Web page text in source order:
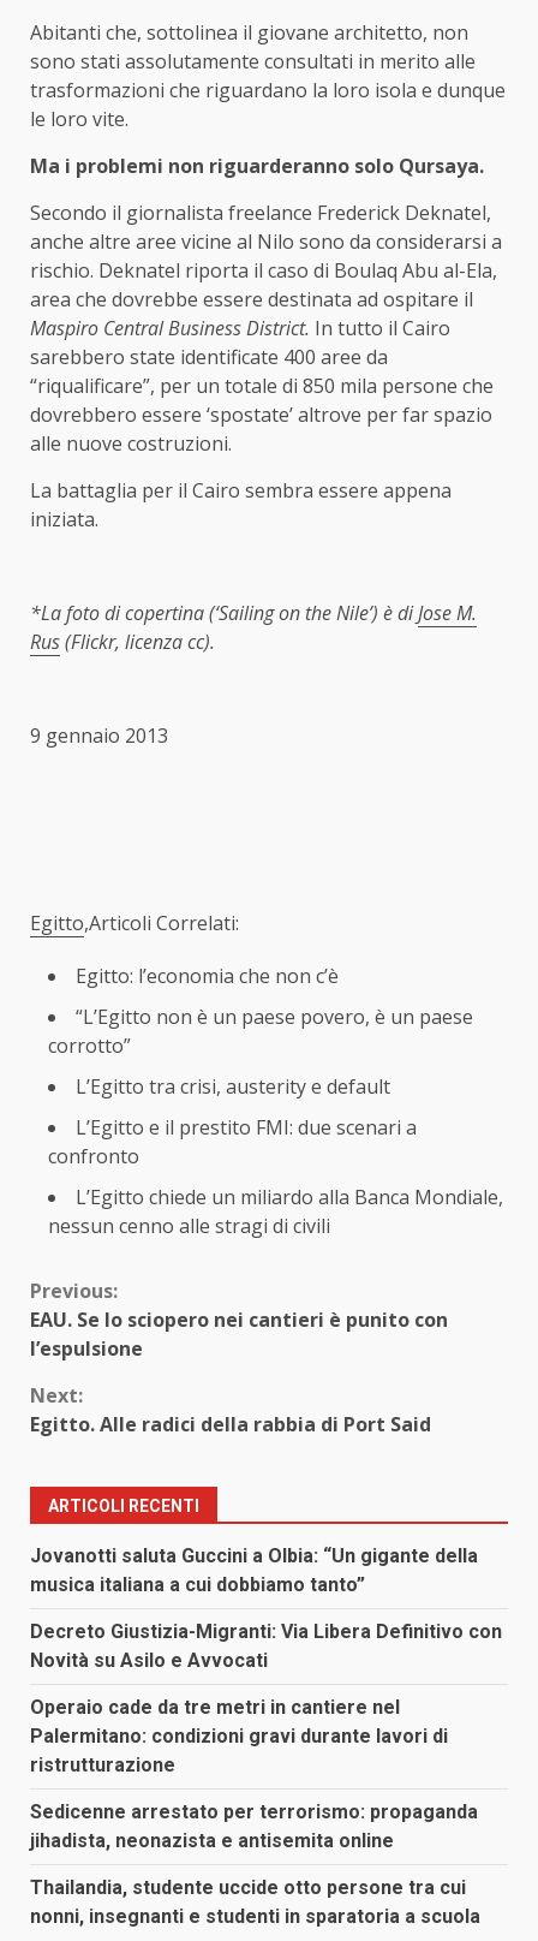
Abitanti che, sottolinea il giovane architetto, non
sono stati assolutamente consultati in merito alle
trasformazioni che riguardano la loro isola e dunque
le loro vite.
Ma i problemi non riguarderanno solo Qursaya.
Secondo il giornalista freelance Frederick Deknatel,
anche altre aree vicine al Nilo sono da considerarsi a
rischio. Deknatel riporta il caso di Boulaq Abu al-Ela,
area che dovrebbe essere destinata ad ospitare il
Maspiro Central Business District. In tutto il Cairo
sarebbero state identificate 400 aree da
“riqualificare”, per un totale di 850 mila persone che
dovrebbero essere ‘spostate’ altrove per far spazio
alle nuove costruzioni.
La battaglia per il Cairo sembra essere appena
iniziata.
*La foto di copertina (‘Sailing on the Nile’) è diJose M.
Rus(Flickr, licenza cc).
9 gennaio 2013
Egitto,Articoli Correlati:
Egitto: l’economia che non c’è
“L’Egitto non è un paese povero, è un paese
corrotto”
L’Egitto tra crisi, austerity e default
L’Egitto e il prestito FMI: due scenari a
confronto
L’Egitto chiede un miliardo alla Banca Mondiale,
nessun cenno alle stragi di civili
Continue
Reading
Previous:
EAU. Se lo sciopero nei cantieri è punito con
l’espulsione
Next:
Egitto. Alle radici della rabbia di Port Said
ARTICOLI RECENTI
Jovanotti saluta Guccini a Olbia: “Un gigante della
musica italiana a cui dobbiamo tanto”
Decreto Giustizia-Migranti: Via Libera Definitivo con
Novità su Asilo e Avvocati
Operaio cade da tre metri in cantiere nel
Palermitano: condizioni gravi durante lavori di
ristrutturazione
Sedicenne arrestato per terrorismo: propaganda
jihadista, neonazista e antisemita online
Thailandia, studente uccide otto persone tra cui
nonni, insegnanti e studenti in sparatoria a scuola